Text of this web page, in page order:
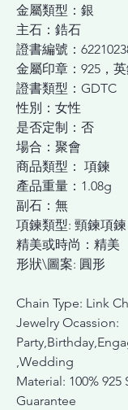
金屬類型：銀
主石：鋯石
證書編號：
金屬印章：925，
證書類型：GDTC
性別：女性
是否定制：否
場合：聚會
商品類型： 項鍊
產品重量：1.08g
副石：無
項鍊類型: 頸鍊項鍊
精美或時尚：精美
形狀\圖案: 圓形
Chain Type: Link
Jewelry Ocassion:
,Wedding
Material: 100% 925
Guarantee